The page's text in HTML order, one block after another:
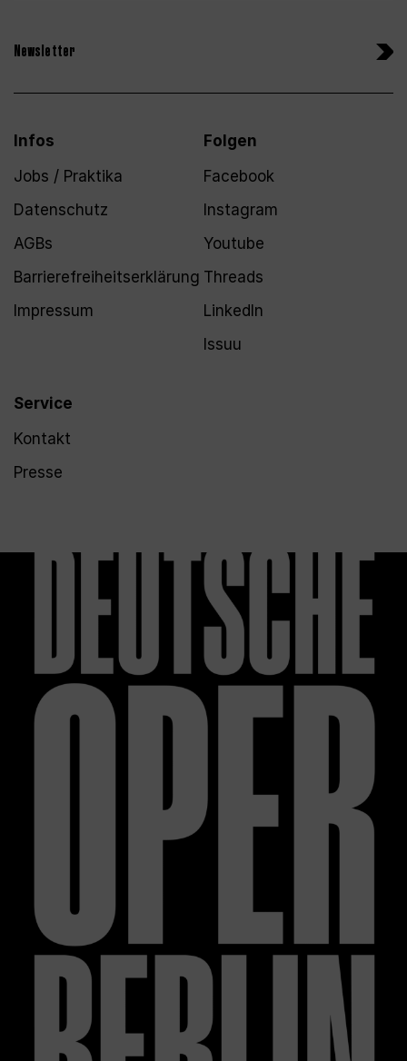
Newsletter
Infos
Jobs / Praktika
Datenschutz
AGBs
Barrierefreiheitserklärung
Impressum
Service
Kontakt
Presse
Folgen
Facebook
Instagram
Youtube
Threads
LinkedIn
Issuu